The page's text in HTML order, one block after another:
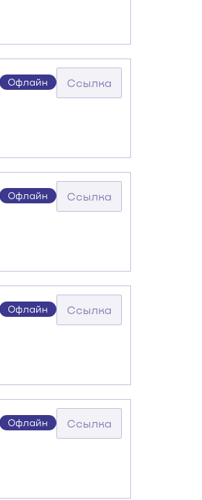
Офлайн Ссылка
Офлайн Ссылка
Офлайн Ссылка
Офлайн Ссылка